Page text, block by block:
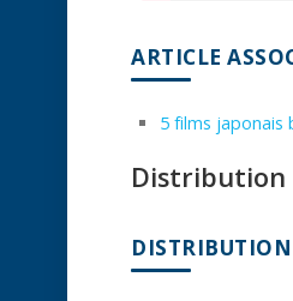
ARTICLE
5 films japonais
Distribution
DISTRIBUTION